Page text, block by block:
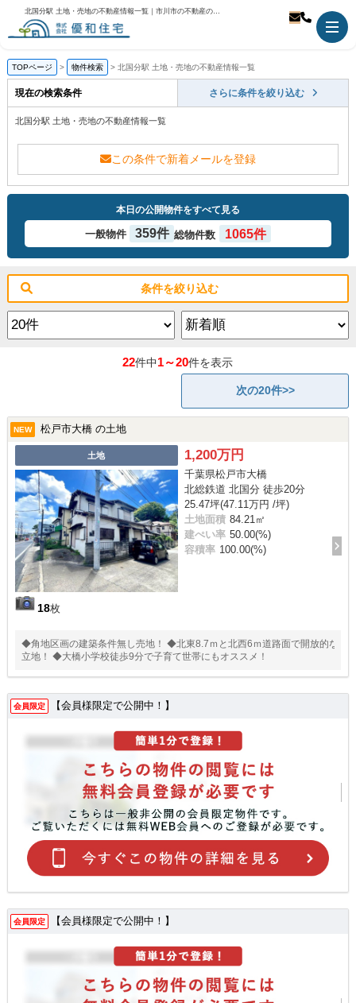
北国分駅 土地・売地の不動産情報一覧｜市川市の不動産のことなら優和住宅
TOPページ 物件検索 北国分駅 土地・売地の不動産情報一覧
現在の検索条件 さらに条件を絞り込む
北国分駅 土地・売地の不動産情報一覧
この条件で新着メールを登録
本日の公開物件をすべて見る
一般物件 359件 総物件数 1065件
条件を絞り込む
22件中1～20件を表示
次の20件>>
NEW 松戸市大橋 の土地
土地
18枚
1,200万円
千葉県松戸市大橋
北総鉄道 北国分 徒歩20分
25.47坪(47.11万円 /坪)
土地面積 84.21㎡
建ぺい率 50.00(%)
容積率 100.00(%)
◆角地区画の建築条件無し売地！ ◆北東8.7ｍと北西6ｍ道路面で開放的な
立地！ ◆大橋小学校徒歩9分で子育て世帯にもオススメ！
会員限定 【会員様限定で公開中！】
会員限定 【会員様限定で公開中！】